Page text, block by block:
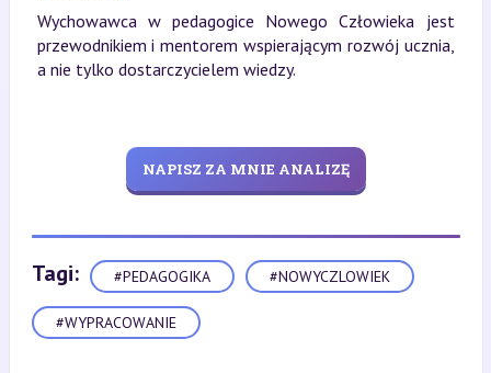
Wychowawca w pedagogice Nowego Człowieka jest
przewodnikiem i mentorem wspierającym rozwój ucznia,
a nie tylko dostarczycielem wiedzy.
NAPISZ ZA MNIE ANALIZĘ
Tagi: #PEDAGOGIKA #NOWYCZLOWIEK
#WYPRACOWANIE